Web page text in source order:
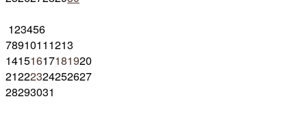
123456
78910111213
14151617181920
21222324252627
28293031